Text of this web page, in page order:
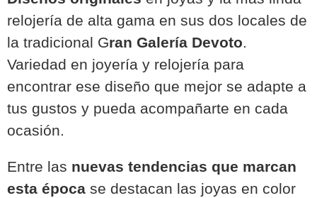
relojería de alta gama en sus dos locales de
la tradicional Gran Galería Devoto.
Variedad en joyería y relojería para
encontrar ese diseño que mejor se adapte a
tus gustos y pueda acompañarte en cada
ocasión.
Entre las nuevas tendencias que marcan
esta época se destacan las joyas en color